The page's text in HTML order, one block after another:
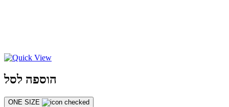
הוספה לסל
ONE SIZE